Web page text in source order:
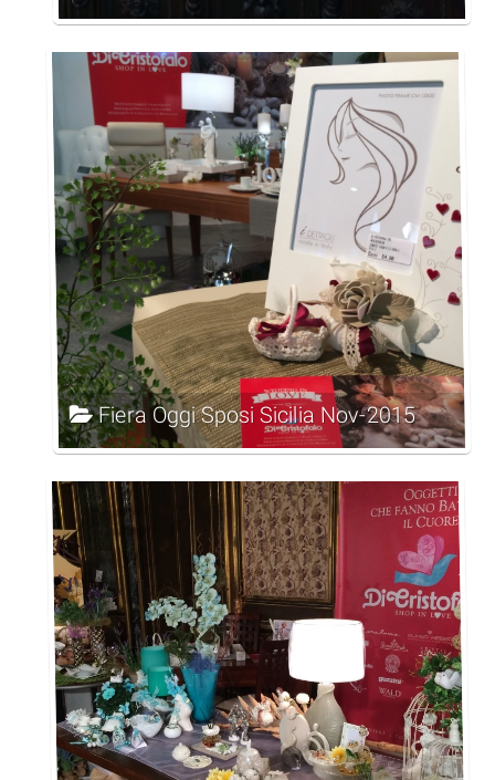
Fiera Oggi Sposi Sicilia Nov-2015